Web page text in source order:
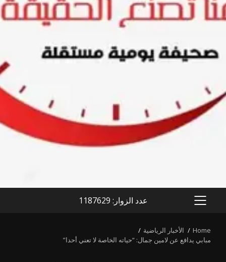
PRIMARY
عدد الزوار: 1187629
Home
الأخبار الرياضية
مبابي يدافع عن لامين جمال: “حياته الخاصة لا تعني أحدا”